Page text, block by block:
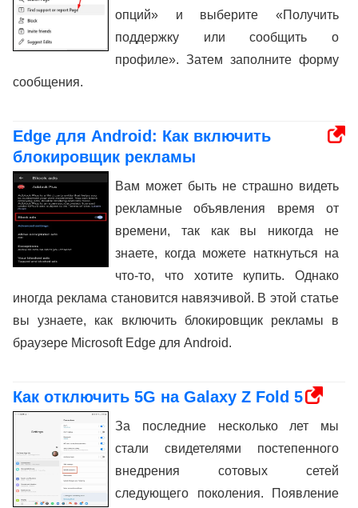
опций» и выберите «Получить
поддержку или сообщить о
профиле». Затем заполните форму
сообщения.
Edge для Android: Как включить
блокировщик рекламы
Вам может быть не страшно видеть
рекламные объявления время от
времени, так как вы никогда не
знаете, когда можете наткнуться на
что-то, что хотите купить. Однако
иногда реклама становится навязчивой. В этой статье
вы узнаете, как включить блокировщик рекламы в
браузере Microsoft Edge для Android.
Как отключить 5G на Galaxy Z Fold 5
За последние несколько лет мы
стали свидетелями постепенного
внедрения сотовых сетей
следующего поколения. Появление